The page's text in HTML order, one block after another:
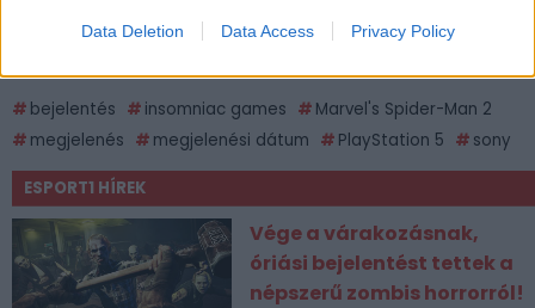
Data Deletion Data Access Privacy Policy
bejelentés insomniac games
Marvel's Spider-Man 2
megjelenés
megjelenési dátum PlayStation 5 sony
ESPORT1 HÍREK
Vége a várakozásnak,
óriási bejelentést tettek a
népszerű zombis horrorról!